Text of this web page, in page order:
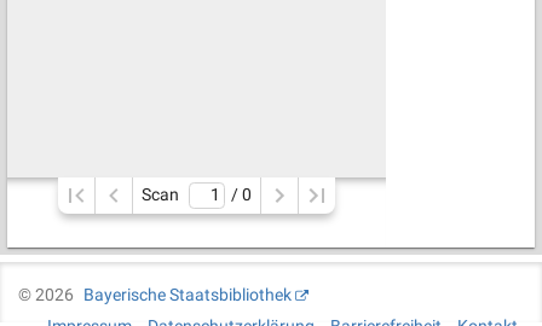
Scan / 0
©2026
Bayerische Staatsbibliothek